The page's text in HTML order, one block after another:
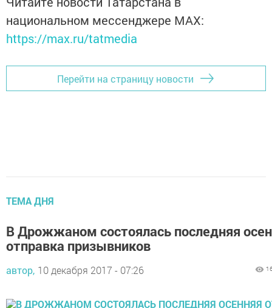
национальном мессенджере MАХ:
https://max.ru/tatmedia
Перейти на страницу новости
ТЕМА ДНЯ
В Дрожжаном состоялась последняя
отправка призывников
автор, 10 декабря 2017 - 07:26